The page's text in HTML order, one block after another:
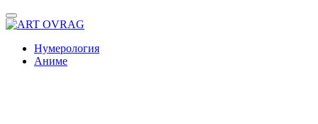
Нумерология
Аниме